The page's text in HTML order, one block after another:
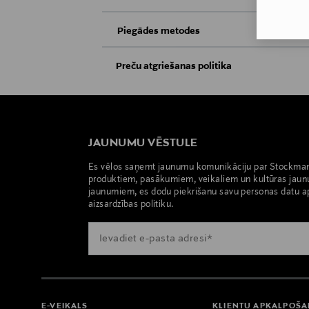
Piegādes metodes
Piegāde uz saņemšanas punktu
Preču atgriešanas politika
PREČU ATGRIEŠANAS POLITIKA
JAUNUMU VĒSTULE
Es vēlos saņemt jaunumu komunikāciju par
produktiem, pasākumiem, veikaliem un kultūras
jaunumiem, es dodu piekrišanu savu personas datu
aizsardzības politiku.
E-VEIKALS KLIENTU